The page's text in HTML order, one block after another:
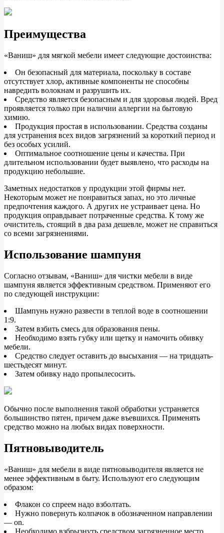
Преимущества
«Ваниш» для мягкой мебели имеет следующие достоинства:
Он безопасный для материала, поскольку в составе
отсутствует хлор, активные компоненты не способны
навредить волокнам и разрушить их.
Средство является безопасным и для здоровья людей. Вред
проявляется только при наличии аллергии на бытовую
химию.
Продукция простая в использовании. Средства созданы
для устранения всех видов загрязнений за короткий период и
без особых усилий.
Оптимальное соотношение цены и качества. При
длительном использовании будет выявлено, что расходы на
продукцию небольшие.
Заметных недостатков у продукции этой фирмы нет.
Некоторым может не понравиться запах, но это личные
предпочтения каждого. А других не устраивает цена. Но
продукция оправдывает потраченные средства. К тому же
очиститель, стоящий в два раза дешевле, может не справиться
со всеми загрязнениями.
Использование шампуня
Согласно отзывам, «Ваниш» для чистки мебели в виде
шампуня является эффективным средством. Применяют его
по следующей инструкции:
Шампунь нужно развести в теплой воде в соотношении
1:9.
Затем взбить смесь для образования пены.
Необходимо взять губку или щетку и намочить обивку
мебели.
Средство следует оставить до высыхания — на тридцать-
шестьдесят минут.
Затем обивку надо пропылесосить.
Обычно после выполнения такой обработки устраняется
большинство пятен, причем даже въевшихся. Применять
средство можно на любых видах поверхности.
Пятновыводитель
«Ваниш» для мебели в виде пятновыводителя является не
менее эффективным в быту. Используют его следующим
образом:
Флакон со спреем надо взболтать.
Нужно повернуть колпачок в обозначенном направлении
— on.
Необходимо взбрызнуть средством загрязненное место.